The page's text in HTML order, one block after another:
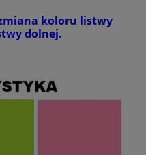
koloru listwy
dolnej.